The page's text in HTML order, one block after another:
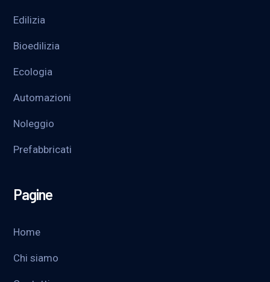
Edilizia
Bioedilizia
Ecologia
Automazioni
Noleggio
Prefabbricati
Pagine
Home
Chi siamo